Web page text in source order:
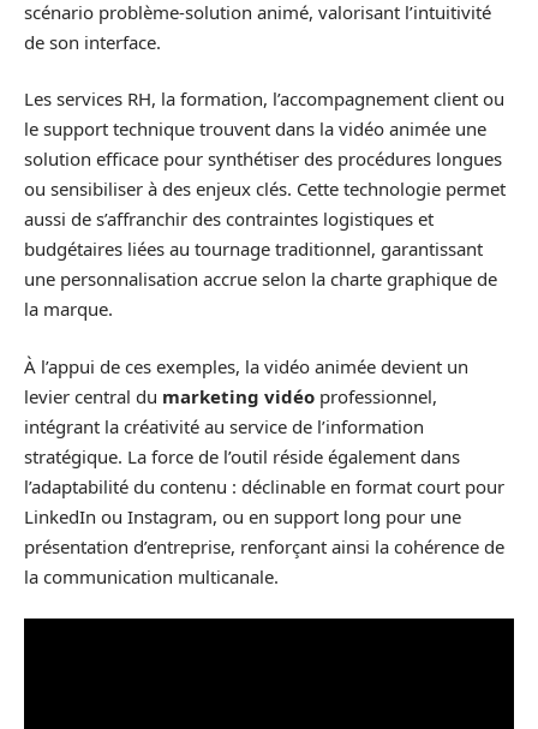
scénario problème-solution animé, valorisant l’intuitivité
de son interface.
Les services RH, la formation, l’accompagnement client ou
le support technique trouvent dans la vidéo animée une
solution efficace pour synthétiser des procédures longues
ou sensibiliser à des enjeux clés. Cette technologie permet
aussi de s’affranchir des contraintes logistiques et
budgétaires liées au tournage traditionnel, garantissant
une personnalisation accrue selon la charte graphique de
la marque.
À l’appui de ces exemples, la vidéo animée devient un
levier central du marketing vidéo professionnel,
intégrant la créativité au service de l’information
stratégique. La force de l’outil réside également dans
l’adaptabilité du contenu : déclinable en format court pour
LinkedIn ou Instagram, ou en support long pour une
présentation d’entreprise, renforçant ainsi la cohérence de
la communication multicanale.